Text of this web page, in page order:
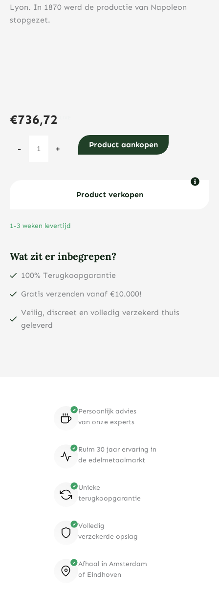
Lyon. In 1870 werd de productie van Napoleon
stopgezet.
€736,72
- + Product aankopen
Product verkopen
1-3 weken levertijd
Wat zit er inbegrepen?
100% Terugkoopgarantie
Gratis verzenden vanaf €10.000!
Veilig, discreet en volledig verzekerd thuis
geleverd
Persoonlijk advies
van onze experts
Ruim 30 jaar ervaring in
de edelmetaalmarkt
Unieke
terugkoopgarantie
Volledig
verzekerde opslag
Afhaal in Amsterdam
of Eindhoven